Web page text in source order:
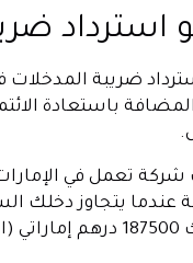
استرداد
ضريبة المدخلات
باستعادة